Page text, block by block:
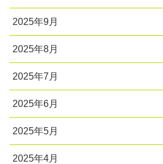
2025年9月
2025年8月
2025年7月
2025年6月
2025年5月
2025年4月